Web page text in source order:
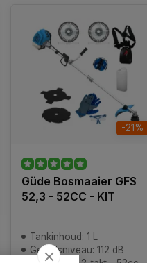
-21%
Güde Bosmaaier GFS
52,3 - 52CC - KIT
Tankinhoud: 1 L
Geluidsniveau: 112 dB